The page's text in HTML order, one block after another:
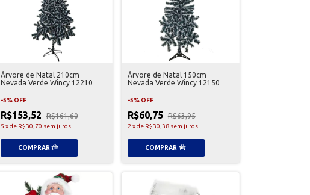
Árvore de Natal 210cm
Nevada Verde Wincy 12210
-5% OFF
R$153,52 R$161,60
5 xde R$30,70 sem juros
Árvore de Natal 150cm
Nevada Verde Wincy 12150
-5% OFF
R$60,75 R$63,95
2 xde R$30,38 sem juros